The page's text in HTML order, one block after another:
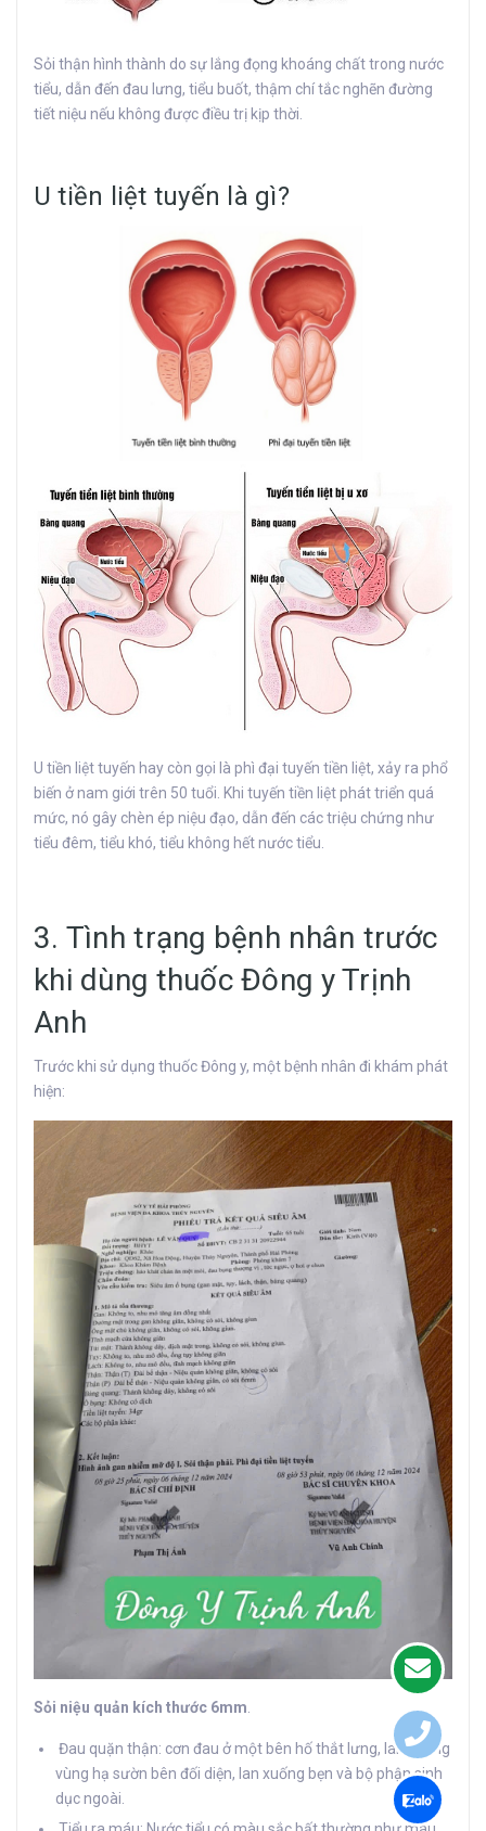
Sỏi thận hình thành do sự lắng đọng khoáng chất trong nước
tiểu, dẫn đến đau lưng, tiểu buốt, thậm chí tắc nghẽn đường
tiết niệu nếu không được điều trị kịp thời.
U tiền liệt tuyến là gì?
U tiền liệt tuyến hay còn gọi là phì đại tuyến tiền liệt, xảy ra phổ
biến ở nam giới trên 50 tuổi. Khi tuyến tiền liệt phát triển quá
mức, nó gây chèn ép niệu đạo, dẫn đến các triệu chứng như
tiểu đêm, tiểu khó, tiểu không hết nước tiểu.
3. Tình trạng bệnh nhân trước
khi dùng thuốc Đông y Trịnh
Anh
Trước khi sử dụng thuốc Đông y, một bệnh nhân đi khám phát
hiện:
Sỏi niệu quản kích thước 6mm
Đau quặn thận: cơn đau ở một bên hố thắt lưng, lan xuống
vùng hạ sườn bên đối diện, lan xuống bẹn và bộ phận sinh
dục ngoài.